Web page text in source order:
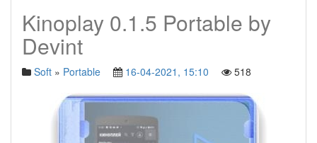
Kinoplay 0.1.5 Portable by
Devint
Soft » Portable 16-04-2021, 15:10 518